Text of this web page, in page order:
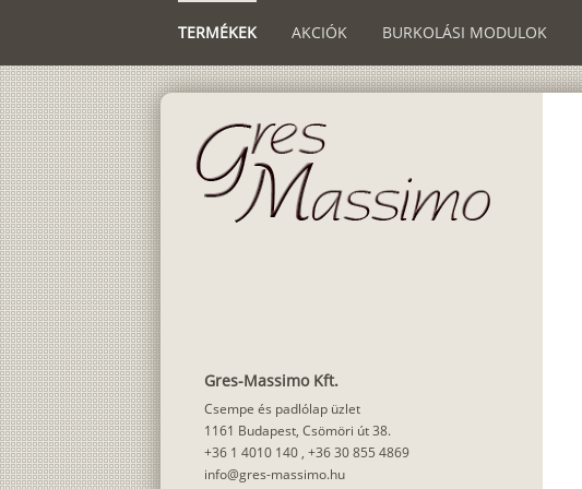
TERMÉKEK AKCIÓK BURKOLÁSI MODULOK
Gres-Massimo Kft.
Csempe és padlólap üzlet
1161 Budapest, Csömöri út 38.
+36 1 4010 140 , +36 30 855 4869
info@gres-massimo.hu